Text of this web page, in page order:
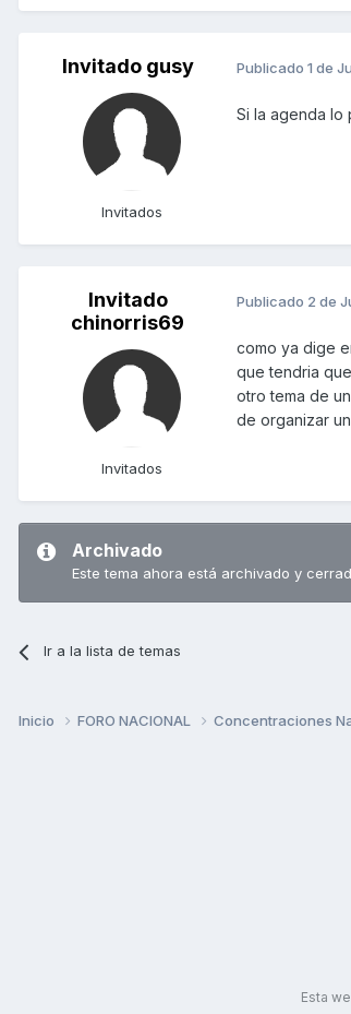
Invitado gusy
Invitados
Publicado 1 de
Si la agenda lo
Invitado
chinorris69
Invitados
Publicado 2 de
como ya dige
que tendria
otro tema de
de organizar
Archivado
Este tema ahora está archivado y
Ir a la lista de temas
Inicio FORO NACIONAL Concentraciones
Esta